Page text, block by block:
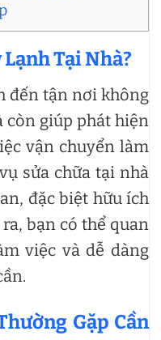
Lạnh Tại Nhà?
đến tận nơi không
còn giúp phát hiện
vận chuyển làm
sửa chữa tại nhà
đặc biệt hữu ích
bạn có thể quan
việc và dễ dàng
Gặp Cần